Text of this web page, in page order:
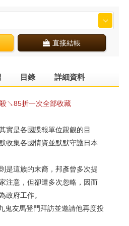
直接結帳
目錄 詳細資料
↘85折一次全部收藏
實是各國諜報單位覬覦的目
收集各國情資並默默守護日本
是這族的末裔，邦彥曾多次提
注意，但卻遭多次忽略，因而
政府工作。
鬼友馬登門拜訪並邀請他再度投